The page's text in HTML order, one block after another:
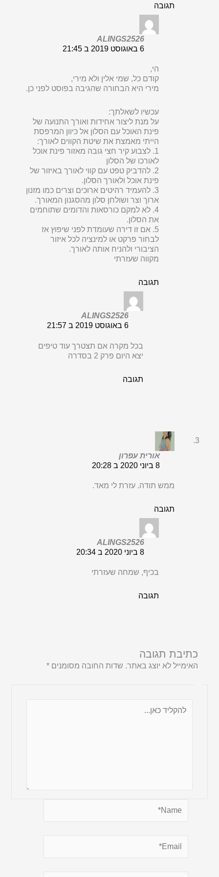
תגובה
ALINGS2526
6 באוגוסט 2019 ב 21:45
הי,
קודם כל, שמי אלין ולא מירי,
מירי היא הבחורה שהגיבה בפוסט לפני כן.
עכשיו לשאלתך:
על מנת ליצור אחידות ואורך התנועה של
פינת האוכל עם הסלון אל כיוון המרפסת
הייתי מאמצת את שיטת הקווים לאורך:
1. לצבוע קיר חצי גובה מאזור פינת אוכל
לאורכו של הסלון
2. להדביק טפט עם קווי לאורך באיזור של
פינת אוכל ולאורך הסלון.
3. להעמיד רהיטים ארוכים וצרים כמו מזנון
ארוך וצר ושולחן סלון מהסגנון המאורך.
4. לא למקם כורסאות והדומים שתוחמים
את הסלון.
5. אם זו דירה שעומדת לפני שיפוץ אז
לבחור פרקט או למינציה לכל איזור
הציבורי ולהניח אותה לאורך.
מקווה שעזרתי
תגובה
ALINGS2526
6 באוגוסט 2019 ב 21:57
בכל מקרה אם תצטרך עוד טיפים
יצא היום פרק 2 בסדרה
תגובה
אורית עפרון
8 ביוני 2020 ב 20:28
ממש תודה. עזרת לי מאד.
תגובה
ALINGS2526
8 ביוני 2020 ב 20:34
בכיף, שמחה שעזרתי
תגובה
כתיבת תגובה
האימייל לא יוצג באתר. שדות החובה מסומנים *